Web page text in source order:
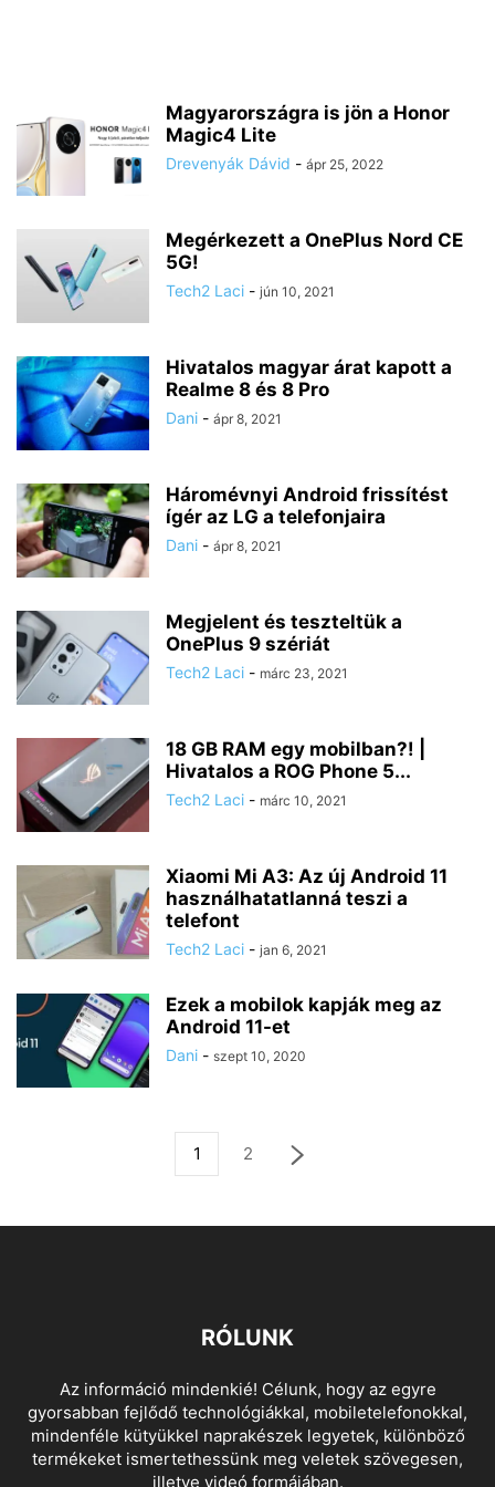
Magyarországra is jön a Honor
Magic4 Lite
Drevenyák Dávid - ápr 25, 2022
Megérkezett a OnePlus Nord CE
5G!
Tech2 Laci - jún 10, 2021
Hivatalos magyar árat kapott a
Realme 8 és 8 Pro
Dani - ápr 8, 2021
Háromévnyi Android frissítést
ígér az LG a telefonjaira
Dani - ápr 8, 2021
Megjelent és teszteltük a
OnePlus 9 szériát
Tech2 Laci - márc 23, 2021
18 GB RAM egy mobilban?! |
Hivatalos a ROG Phone 5...
Tech2 Laci - márc 10, 2021
Xiaomi Mi A3: Az új Android 11
használhatatlanná teszi a
telefont
Tech2 Laci - jan 6, 2021
Ezek a mobilok kapják meg az
Android 11-et
Dani - szept 10, 2020
1 2
RÓLUNK
Az információ mindenkié! Célunk, hogy az egyre
gyorsabban fejlődő technológiákkal, mobiletelefonokkal,
mindenféle kütyükkel naprakészek legyetek, különböző
termékeket ismertethessünk meg veletek szövegesen,
illetve videó formájában.